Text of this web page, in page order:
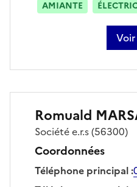
AMIANTE
sur
Romuald
Sociétée.r.s(56300)
Coordonnées
Téléphone principal: